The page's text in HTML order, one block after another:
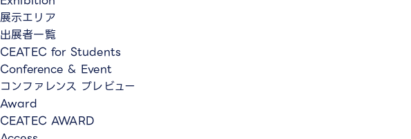
展示エリア
出展者一覧
CEATEC for Students
Conference & Event
コンファレンス プレビュー
Award
CEATEC AWARD